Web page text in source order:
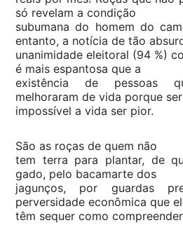
só revelam a condição
subumana do homem do
entanto, a notícia de tão
unanimidade eleitoral (94 %)
é mais espantosa que a
existência de pessoas
melhoraram de vida porque
impossível a vida ser pior.
São as roças de quem não
tem terra para plantar, de
gado, pelo bacamarte dos
jagunços, por guardas
perversidade econômica que
têm sequer como